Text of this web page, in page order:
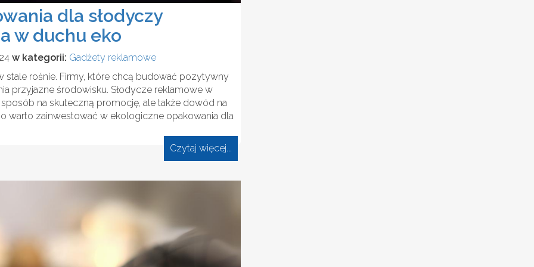
dla słodyczy
w duchu eko
w kategorii: Gadżety reklamowe
rośnie. Firmy, które chcą budować pozytywny
przyjazne środowisku. Słodycze reklamowe w
na skuteczną promocję, ale także dowód na
warto zainwestować w ekologiczne opakowania dla
Czytaj więcej...